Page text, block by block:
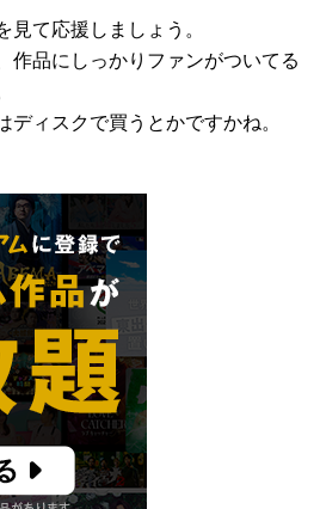
見て応援しましょう。
作品にしっかりファンがついてる
ディスクで買うとかですかね。